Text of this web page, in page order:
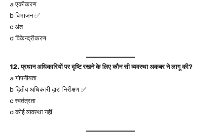
a एकीकरण
b विभाजन ✅
c अंत
d विकेन्द्रीकरण
12. प्रधान अधिकारियों पर दृष्टि रखने के लिए कौन सी व्यवस्था अकबर ने लागू की?
a गोपनीयता
b द्वितीय अधिकारी द्वारा निरीक्षण ✅
c स्वतंत्रता
d कोई व्यवस्था नहीं